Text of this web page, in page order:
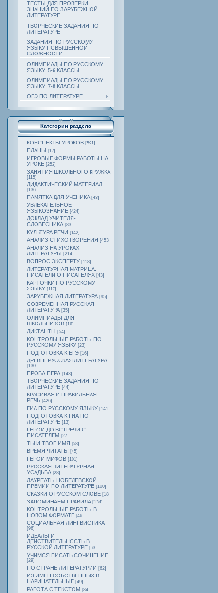
ТЕСТЫ ДЛЯ ПРОВЕРКИ
ЗНАНИЙ ПО ЗАРУБЕЖНОЙ
ЛИТЕРАТУРЕ
ТВОРЧЕСКИЕ ЗАДАНИЯ ПО
ЛИТЕРАТУРЕ
ЗАДАНИЯ ПО РУССКОМУ
ЯЗЫКУ ПОВЫШЕННОЙ
СЛОЖНОСТИ
ОЛИМПИАДЫ ПО РУССКОМУ
ЯЗЫКУ. 5-6 КЛАССЫ
ОЛИМПИАДЫ ПО РУССКОМУ
ЯЗЫКУ. 7-8 КЛАССЫ
ОГЭ ПО ЛИТЕРАТУРЕ
Категории раздела
КОНСПЕКТЫ УРОКОВ [591]
ПЛАНЫ [17]
ИГРОВЫЕ ФОРМЫ РАБОТЫ НА
УРОКЕ [252]
ЗАНЯТИЯ ШКОЛЬНОГО КРУЖКА
[115]
ДИДАКТИЧЕСКИЙ МАТЕРИАЛ
[136]
ПАМЯТКА ДЛЯ УЧЕНИКА [43]
УВЛЕКАТЕЛЬНОЕ
ЯЗЫКОЗНАНИЕ [424]
ДОКЛАД УЧИТЕЛЯ-
СЛОВЕСНИКА [83]
КУЛЬТУРА РЕЧИ [142]
АНАЛИЗ СТИХОТВОРЕНИЯ [453]
АНАЛИЗ НА УРОКАХ
ЛИТЕРАТУРЫ [214]
ВОПРОС ЭКСПЕРТУ [118]
ЛИТЕРАТУРНАЯ МАТРИЦА.
ПИСАТЕЛИ О ПИСАТЕЛЯХ [43]
КАРТОЧКИ ПО РУССКОМУ
ЯЗЫКУ [117]
ЗАРУБЕЖНАЯ ЛИТЕРАТУРА [95]
СОВРЕМЕННАЯ РУССКАЯ
ЛИТЕРАТУРА [35]
ОЛИМПИАДЫ ДЛЯ
ШКОЛЬНИКОВ [16]
ДИКТАНТЫ [54]
КОНТРОЛЬНЫЕ РАБОТЫ ПО
РУССКОМУ ЯЗЫКУ [23]
ПОДГОТОВКА К ЕГЭ [16]
ДРЕВНЕРУССКАЯ ЛИТЕРАТУРА
[130]
ПРОБА ПЕРА [143]
ТВОРЧЕСКИЕ ЗАДАНИЯ ПО
ЛИТЕРАТУРЕ [44]
КРАСИВАЯ И ПРАВИЛЬНАЯ
РЕЧЬ [426]
ГИА ПО РУССКОМУ ЯЗЫКУ [141]
ПОДГОТОВКА К ГИА ПО
ЛИТЕРАТУРЕ [13]
ГЕРОИ ДО ВСТРЕЧИ С
ПИСАТЕЛЕМ [27]
ТЫ И ТВОЕ ИМЯ [58]
ВРЕМЯ ЧИТАТЬ! [45]
ГЕРОИ МИФОВ [101]
РУССКАЯ ЛИТЕРАТУРНАЯ
УСАДЬБА [28]
ЛАУРЕАТЫ НОБЕЛЕВСКОЙ
ПРЕМИИ ПО ЛИТЕРАТУРЕ [100]
СКАЗКИ О РУССКОМ СЛОВЕ [18]
ЗАПОМИНАЕМ ПРАВИЛА [134]
КОНТРОЛЬНЫЕ РАБОТЫ В
НОВОМ ФОРМАТЕ [46]
СОЦИАЛЬНАЯ ЛИНГВИСТИКА
[96]
ИДЕАЛЫ И
ДЕЙСТВИТЕЛЬНОСТЬ В
РУССКОЙ ЛИТЕРАТУРЕ [63]
УЧИМСЯ ПИСАТЬ СОЧИНЕНИЕ
[29]
ПО СТРАНЕ ЛИТЕРАТУРИИ [62]
ИЗ ИМЕН СОБСТВЕННЫХ В
НАРИЦАТЕЛЬНЫЕ [49]
РАБОТА С ТЕКСТОМ [84]